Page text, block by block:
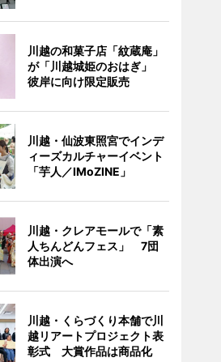
川越の和菓子店「紋蔵庵」
が「川越城姫のおはぎ」
彼岸に向け限定販売
川越・仙波東照宮でインデ
ィーズカルチャーイベント
「芋人／IMoZINE」
川越・クレアモールで「素
人ちんどんフェス」 7団
体出演へ
川越・くらづくり本舗で川
越リアートプロジェクト表
彰式 大賞作品は商品化